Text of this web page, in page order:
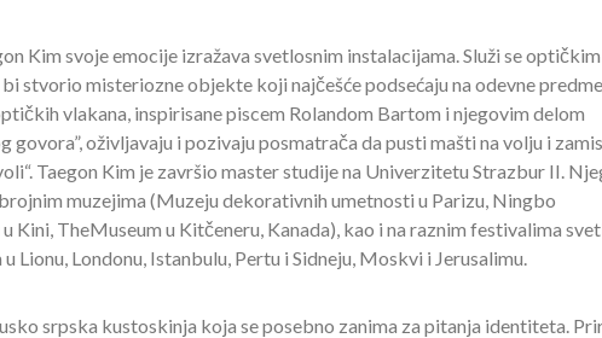
Kim svoje emocije izražava svetlosnim instalacijama. Služi se
stvorio misteriozne objekte koji najčešće podsećaju na odevne
vlakana, inspirisane piscem Rolandom Bartom i njegovim delom
govora”, oživljavaju i pozivaju posmatrača da pusti mašti na volju i
Taegon Kim je završio master studije na Univerzitetu Strazbur II.
muzejima (Muzeju dekorativnih umetnosti u Parizu, Ningbo
Kini, TheMuseum u Kitčeneru, Kanada), kao i na raznim festivalima
Lionu, Londonu, Istanbulu, Pertu i Sidneju, Moskvi i Jerusalimu.
srpska kustoskinja koja se posebno zanima za pitanja identiteta.